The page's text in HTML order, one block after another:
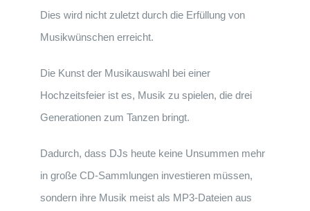
Dies wird nicht zuletzt durch die Erfüllung von
Musikwünschen erreicht.
Die Kunst der Musikauswahl bei einer
Hochzeitsfeier ist es, Musik zu spielen, die drei
Generationen zum Tanzen bringt.
Dadurch, dass DJs heute keine Unsummen mehr
in große CD-Sammlungen investieren müssen,
sondern ihre Musik meist als MP3-Dateien aus